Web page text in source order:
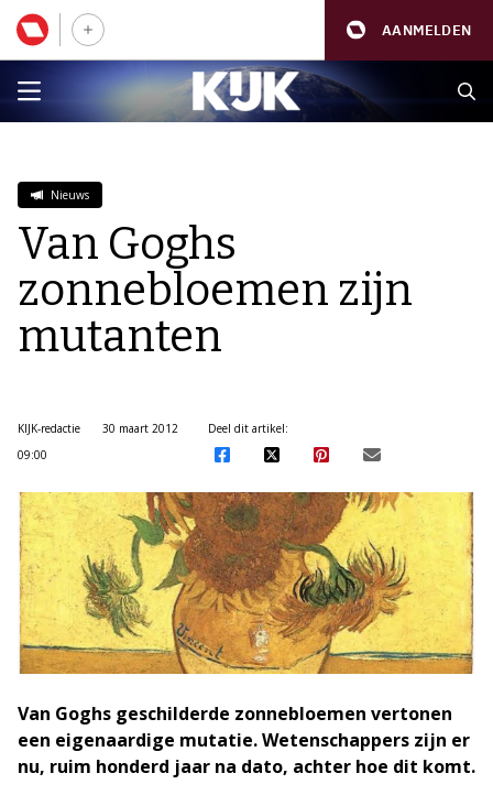
AANMELDEN
Nieuws
Van Goghs
zonnebloemen zijn
mutanten
KIJK-redactie
30 maart 2012
09:00
Deel dit artikel:
Van Goghs geschilderde zonnebloemen vertonen
een eigenaardige mutatie. Wetenschappers zijn er
nu, ruim honderd jaar na dato, achter hoe dit komt.